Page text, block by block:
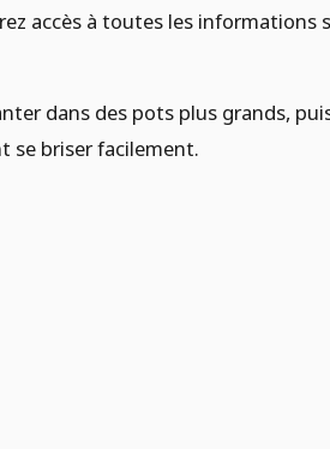
accès à toutes les
dans des pots plus grands,
se briser facilement.